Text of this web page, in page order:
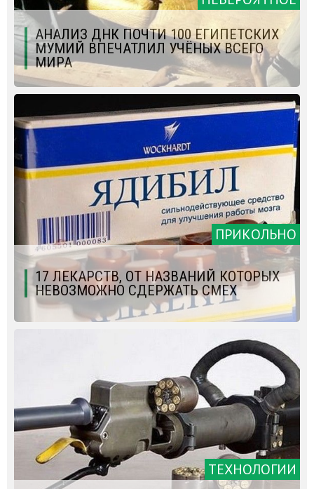
АНАЛИЗ ДНК ПОЧТИ 100 ЕГИПЕТСКИХ
МУМИЙ ВПЕЧАТЛИЛ УЧЁНЫХ ВСЕГО
МИРА
ПРИКОЛЬНО
17 ЛЕКАРСТВ, ОТ НАЗВАНИЙ КОТОРЫХ
НЕВОЗМОЖНО СДЕРЖАТЬ СМЕХ
ТЕХНОЛОГИИ